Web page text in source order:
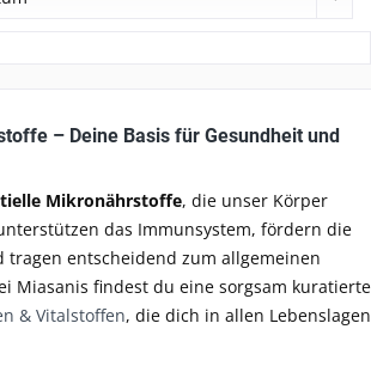
– Deine Basis für Gesundheit und
Mikronährstoffe, die unser Körper
das Immunsystem, fördern die
tragen entscheidend zum allgemeinen
Miasanis findest du eine sorgsam kuratierte
& Vitalstoffen, die dich in allen Lebenslagen